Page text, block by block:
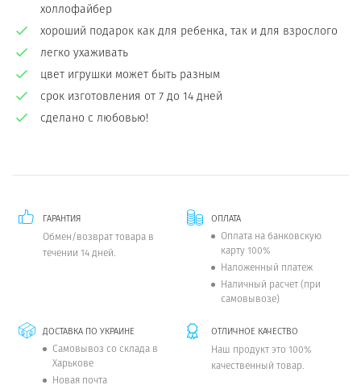
холлофайбер
хороший подарок как для ребенка, так и для взрослого
легко ухаживать
цвет игрушки может быть разным
срок изготовления от 7 до 14 дней
сделано с любовью!
ГАРАНТИЯ
Обмен/возврат товара в
течении 14 дней.
ОПЛАТА
Оплата на банковскую
карту 100%
Наложенный платеж
Наличный расчет (при
самовывозе)
ДОСТАВКА ПО УКРАИНЕ
Самовывоз со склада в
Харькове
Новая почта
ОТЛИЧНОЕ КАЧЕСТВО
Наш продукт это 100%
качественный товар.